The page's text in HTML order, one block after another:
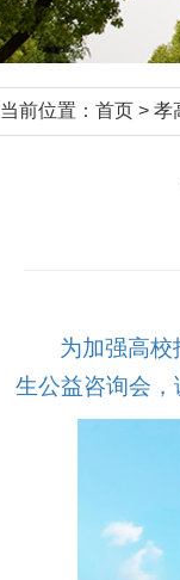
当前位置： 首页 > 孝
为加强高校
生公益咨询会，